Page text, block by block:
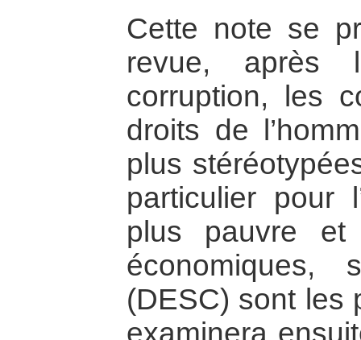
Cette note se
revue,
corruption, les
droits de
plus
particulier pour
plus pauvre
économiques,
(DESC) sont les
examinera